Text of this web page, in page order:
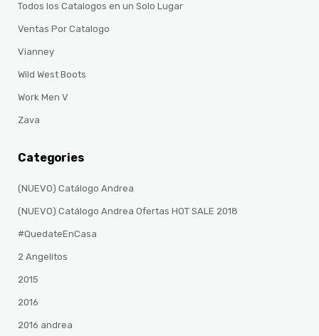
Todos los Catalogos en un Solo Lugar
Ventas Por Catalogo
Vianney
Wild West Boots
Work Men V
Zava
Categories
(NUEVO) Catálogo Andrea
(NUEVO) Catálogo Andrea Ofertas HOT SALE 2018
#QuedateEnCasa
2 Angelitos
2015
2016
2016 andrea